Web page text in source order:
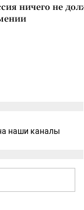
ничего не
наши каналы